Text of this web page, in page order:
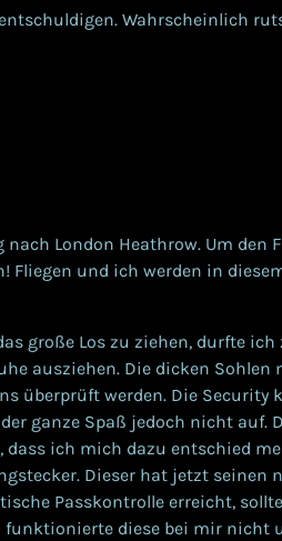
Wahrscheinlich
London Heathrow. Um den
Fliegen und ich werden in
große Los zu ziehen, durfte
ausziehen. Die dicken Sohlen
überprüft werden. Die Security
ganze Spaß jedoch nicht auf.
dass ich mich dazu entschied
Dieser hat jetzt seinen
Passkontrolle erreicht,
diese bei mir nicht